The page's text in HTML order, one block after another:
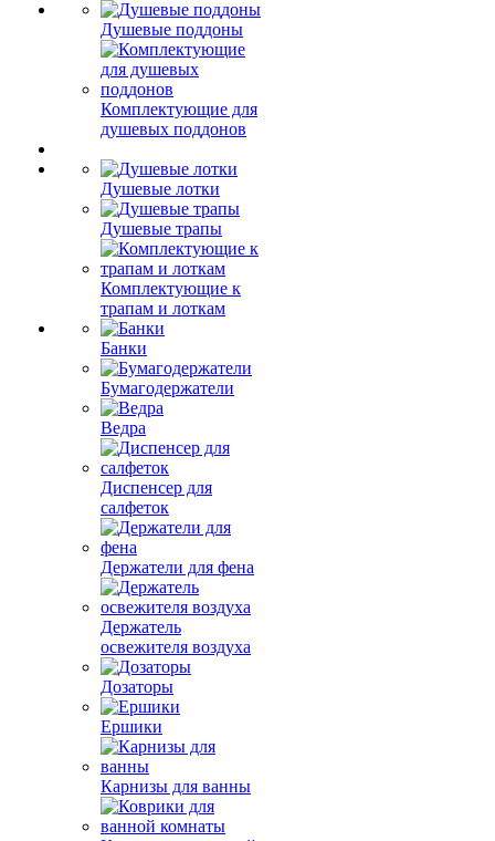
Душевые поддоны
Комплектующие для
душевых поддонов
Душевые лотки
Душевые трапы
Комплектующие к
трапам и лоткам
Банки
Бумагодержатели
Ведра
Диспенсер для
салфеток
Держатели для фена
Держатель
освежителя воздуха
Дозаторы
Ершики
Карнизы для ванны